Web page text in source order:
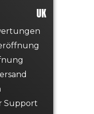
UK
Support